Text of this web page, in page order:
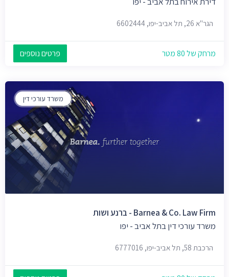
הגר"א 26, תל אביב-יפו, 6602444
מרחק של 80 מטר פרטים נוספים
משרד עורכי דין
Barnea & Co. Law Firm - ברנע ושות
משרד עורכי דין בתל אביב - יפו
הרכבת 58, תל אביב-יפו, 6777016